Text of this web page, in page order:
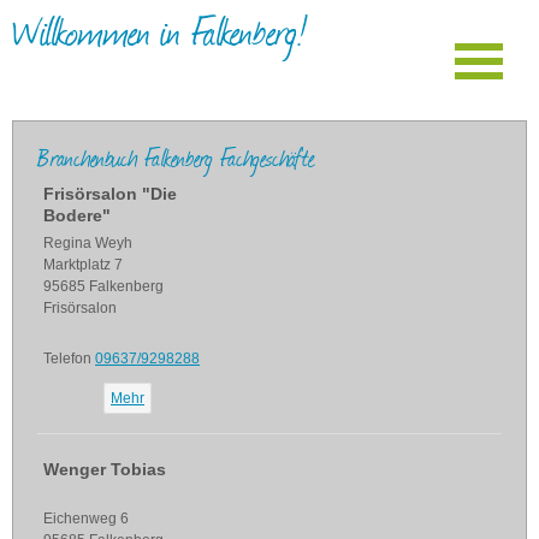
Willkommen in Falkenberg!
Branchenbuch Falkenberg Fachgeschäfte
Frisörsalon "Die
Bodere"
Regina Weyh
Marktplatz 7
95685 Falkenberg
Frisörsalon
Telefon 09637/9298288
Mehr
Wenger Tobias
Eichenweg 6